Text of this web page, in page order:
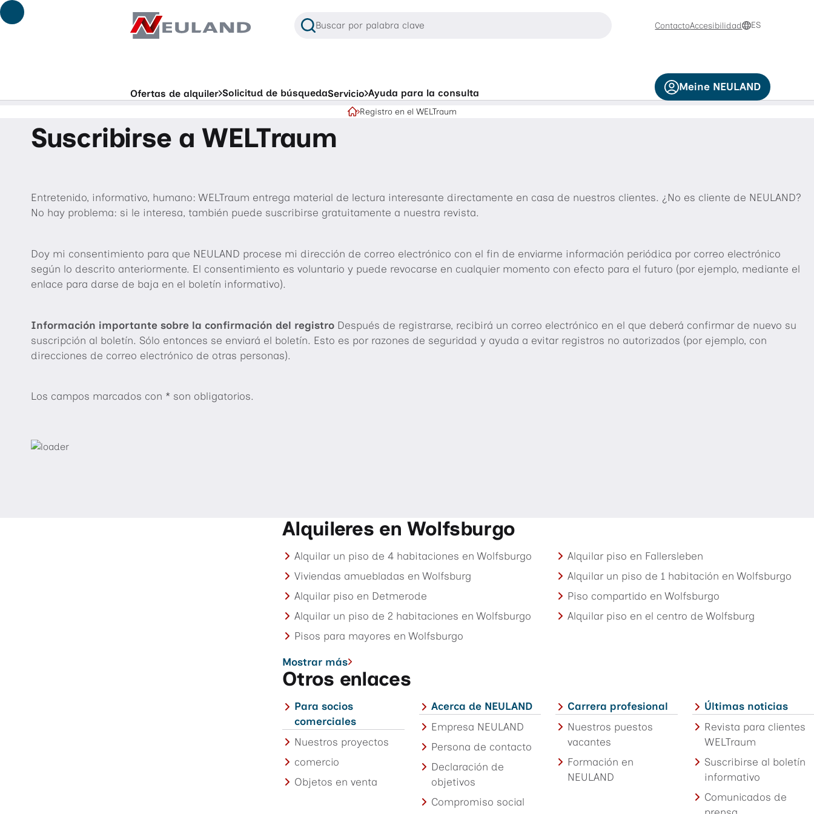
Ir al contenido principal
Buscar por palabra clave
Cuando hay resultados de autocompletado disponibles, use las teclas de flecha arriba y abajo para navegar y
Búsquedas frecuentes
Crear orden de búsqueda
Portal para inquilinos
ContactoAccesibilidad ES
Ofertas de alquiler Solicitud de búsquedaServicio Ayuda para la consulta
Meine NEULAND
Registro en el WELTraum
Suscribirse a WELTraum
Entretenido, informativo, humano: WELTraum entrega material de lectura interesante directamente en casa de nuestros clientes. ¿No es cliente de NEULAND?
No hay problema: si le interesa, también puede suscribirse gratuitamente a nuestra revista.
Doy mi consentimiento para que NEULAND procese mi dirección de correo electrónico con el fin de enviarme información periódica por correo electrónico
según lo descrito anteriormente. El consentimiento es voluntario y puede revocarse en cualquier momento con efecto para el futuro (por ejemplo, mediante el
enlace para darse de baja en el boletín informativo).
Información importante sobre la confirmación del registro Después de registrarse, recibirá un correo electrónico en el que deberá confirmar de nuevo su
suscripción al boletín. Sólo entonces se enviará el boletín. Esto es por razones de seguridad y ayuda a evitar registros no autorizados (por ejemplo, con
direcciones de correo electrónico de otras personas).
Los campos marcados con * son obligatorios.
Alquileres en Wolfsburgo
Alquilar un piso de 4 habitaciones en Wolfsburgo
Alquilar piso en Fallersleben
Viviendas amuebladas en Wolfsburg
Alquilar un piso de 1 habitación en Wolfsburgo
Alquilar piso en Detmerode
Piso compartido en Wolfsburgo
Alquilar un piso de 2 habitaciones en Wolfsburgo
Alquilar piso en el centro de Wolfsburg
Pisos para mayores en Wolfsburgo
Mostrar más
Otros enlaces
Para socios
comerciales
Nuestros proyectos
comercio
Objetos en venta
Acerca de NEULAND
Empresa NEULAND
Persona de contacto
Declaración de
objetivos
Compromiso social
Carrera profesional
Nuestros puestos
vacantes
Formación en
NEULAND
Últimas noticias
Revista para clientes
WELTraum
Suscribirse al boletín
informativo
Comunicados de